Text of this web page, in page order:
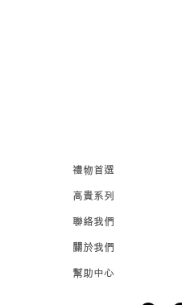
禮物首選
高貴系列
聯絡我們
關於我們
幫助中心